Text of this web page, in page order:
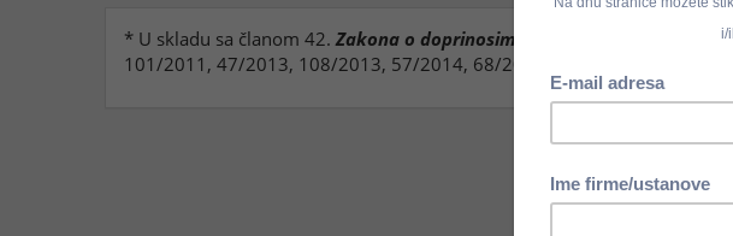
* U skladu sa članom 42.Zakona o doprinosima za obavezno socijalno
101/2011, 47/2013, 108/2013, 57/2014, 68/2014 (dr. zakon), 112/